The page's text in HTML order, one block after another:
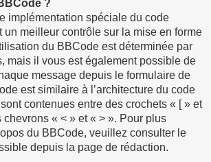
?
implémentation spéciale du code
un meilleur contrôle sur la mise en forme
du BBCode est déterminée par
mais il vous est également possible de
message depuis le formulaire de
est similaire à l’architecture du code
contenues entre des crochets « [ » et
« < » et « > ». Pour plus
du BBCode, veuillez consulter le
depuis la page de rédaction.